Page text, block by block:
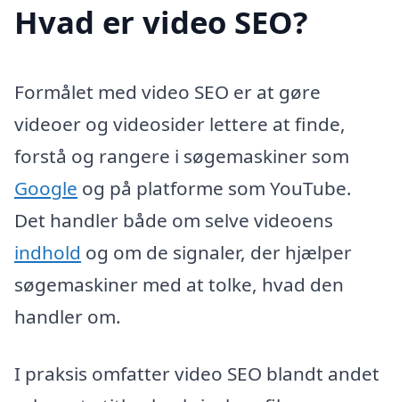
Hvad er video SEO?
Formålet med video SEO er at gøre
videoer og videosider lettere at finde,
forstå og rangere i søgemaskiner som
Google og på platforme som YouTube.
Det handler både om selve videoens
indhold og om de signaler, der hjælper
søgemaskiner med at tolke, hvad den
handler om.
I praksis omfatter video SEO blandt andet